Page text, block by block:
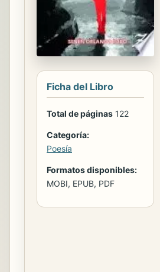
Ficha del Libro
Total de páginas 122
Categoría:
Poesía
Formatos disponibles:
MOBI, EPUB, PDF